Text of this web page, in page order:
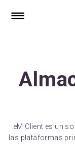
eM Client es un
las plataformas